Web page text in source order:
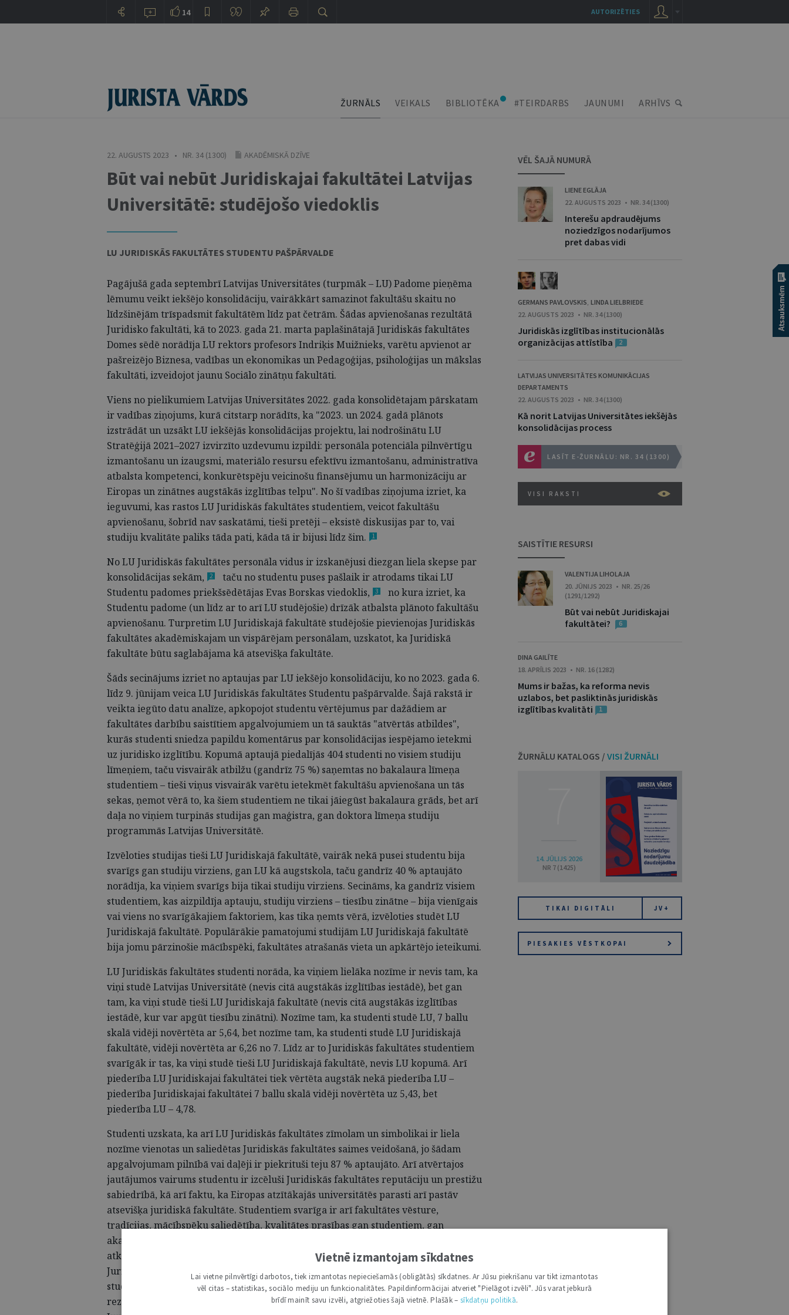
ŽURNĀLS VEIKALS BIBLIOTĒKA #TEIRDARBS JAUNUMI ARHĪVS
22. AUGUSTS 2023 • NR. 34 (1300) AKADĒMISKĀ DZĪVE
Būt vai nebūt Juridiskajai fakultātei Latvijas
Universitātē: studējošo viedoklis
LU JURIDISKĀS FAKULTĀTES STUDENTU PAŠPĀRVALDE
Pagājušā gada septembrī Latvijas Universitātes (turpmāk – LU) Padome pieņēma
lēmumu veikt iekšējo konsolidāciju, vairākkārt samazinot fakultāšu skaitu no
līdzšinējām trīspadsmit fakultātēm līdz pat četrām. Šādas apvienošanas rezultātā
Juridisko fakultāti, kā to 2023. gada 21. marta paplašinātajā Juridiskās fakultātes
Domes sēdē norādīja LU rektors profesors Indriķis Muižnieks, varētu apvienot ar
pašreizējo Biznesa, vadības un ekonomikas un Pedagoģijas, psiholoģijas un mākslas
fakultāti, izveidojot jaunu Sociālo zinātņu fakultāti.
Viens no pielikumiem Latvijas Universitātes 2022. gada konsolidētajam pārskatam
ir vadības ziņojums, kurā citstarp norādīts, ka "2023. un 2024. gadā plānots
izstrādāt un uzsākt LU iekšējās konsolidācijas projektu, lai nodrošinātu LU
Stratēģijā 2021–2027 izvirzīto uzdevumu izpildi: personāla potenciāla pilnvērtīgu
izmantošanu un izaugsmi, materiālo resursu efektīvu izmantošanu, administratīva
atbalsta kompetenci, konkurētspēju veicinošu finansējumu un harmonizāciju ar
Eiropas un zinātnes augstākās izglītības telpu". No šī vadības ziņojuma izriet, ka
ieguvumi, kas rastos LU Juridiskās fakultātes studentiem, veicot fakultāšu
apvienošanu, šobrīd nav saskatāmi, tieši pretēji – eksistē diskusijas par to, vai
studiju kvalitāte paliks tāda pati, kāda tā ir bijusi līdz šim. 1
No LU Juridiskās fakultātes personāla vidus ir izskanējusi diezgan liela skepse par
konsolidācijas sekām, 2
taču no studentu puses pašlaik ir atrodams tikai LU
Studentu padomes priekšsēdētājas Evas Borskas viedoklis, 3
no kura izriet, ka
Studentu padome (un līdz ar to arī LU studējošie) drīzāk atbalsta plānoto fakultāšu
apvienošanu. Turpretim LU Juridiskajā fakultātē studējošie pievienojas Juridiskās
fakultātes akadēmiskajam un vispārējam personālam, uzskatot, ka Juridiskā
fakultāte būtu saglabājama kā atsevišķa fakultāte.
Šāds secinājums izriet no aptaujas par LU iekšējo konsolidāciju, ko no 2023. gada 6.
līdz 9. jūnijam veica LU Juridiskās fakultātes Studentu pašpārvalde. Šajā rakstā ir
veikta iegūto datu analīze, apkopojot studentu vērtējumus par dažādiem ar
fakultātes darbību saistītiem apgalvojumiem un tā sauktās "atvērtās atbildes",
kurās studenti sniedza papildu komentārus par konsolidācijas iespējamo ietekmi
uz juridisko izglītību. Kopumā aptaujā piedalījās 404 studenti no visiem studiju
līmeņiem, taču visvairāk atbilžu (gandrīz 75 %) saņemtas no bakalaura līmeņa
studentiem – tieši viņus visvairāk varētu ietekmēt fakultāšu apvienošana un tās
sekas, ņemot vērā to, ka šiem studentiem ne tikai jāiegūst bakalaura grāds, bet arī
daļa no viņiem turpinās studijas gan maģistra, gan doktora līmeņa studiju
programmās Latvijas Universitātē.
Izvēloties studijas tieši LU Juridiskajā fakultātē, vairāk nekā pusei studentu bija
svarīgs gan studiju virziens, gan LU kā augstskola, taču gandrīz 40 % aptaujāto
norādīja, ka viņiem svarīgs bija tikai studiju virziens. Secināms, ka gandrīz visiem
studentiem, kas aizpildīja aptauju, studiju virziens – tiesību zinātne – bija vienīgais
vai viens no svarīgākajiem faktoriem, kas tika ņemts vērā, izvēloties studēt LU
Juridiskajā fakultātē. Populārākie pamatojumi studijām LU Juridiskajā fakultātē
bija jomu pārzinošie mācībspēki, fakultātes atrašanās vieta un apkārtējo ieteikumi.
LU Juridiskās fakultātes studenti norāda, ka viņiem lielāka nozīme ir nevis tam, ka
viņi studē Latvijas Universitātē (nevis citā augstākās izglītības iestādē), bet gan
tam, ka viņi studē tieši LU Juridiskajā fakultātē (nevis citā augstākās izglītības
iestādē, kur var apgūt tiesību zinātni). Nozīme tam, ka studenti studē LU, 7 ballu
skalā vidēji novērtēta ar 5,64, bet nozīme tam, ka studenti studē LU Juridiskajā
fakultātē, vidēji novērtēta ar 6,26 no 7. Līdz ar to Juridiskās fakultātes studentiem
svarīgāk ir tas, ka viņi studē tieši LU Juridiskajā fakultātē, nevis LU kopumā. Arī
piederība LU Juridiskajai fakultātei tiek vērtēta augstāk nekā piederība LU –
piederība Juridiskajai fakultātei 7 ballu skalā vidēji novērtēta uz 5,43, bet
piederība LU – 4,78.
Studenti uzskata, ka arī LU Juridiskās fakultātes zīmolam un simbolikai ir liela
nozīme vienotas un saliedētas Juridiskās fakultātes saimes veidošanā, jo šādam
apgalvojumam pilnībā vai daļēji ir piekrituši teju 87 % aptaujāto. Arī atvērtajos
jautājumos vairums studentu ir izcēluši Juridiskās fakultātes reputāciju un prestižu
sabiedrībā, kā arī faktu, ka Eiropas atzītākajās universitātēs parasti arī pastāv
atsevišķa juridiskā fakultāte. Studentiem svarīga ir arī fakultātes vēsture,
tradīcijas, mācībspēku saliedētība, kvalitātes prasības gan studentiem, gan
akadēmiskajam personālam, tiesu izspēļu nozīmīgums, kas varētu mazināties
atkarībā no apvienotās fakultātes vadības, kā arī studentu un absolventu piederība
Juridiskajai fakultātei. Atsevišķi studenti ir norādījuši, ka nevēlētos turpināt
studijas Latvijas Universitātē, ja fakultātes tiktu apvienotas. Līdz ar to no aptaujas
rezultātiem ir skaidri secināms, ka studējošie izjūt lielāku piederību tieši
VĒL ŠAJĀ NUMURĀ
LIENE EGLĀJA
22. AUGUSTS 2023 • NR. 34 (1300)
Interešu apdraudējums
noziedzīgos nodarījumos
pret dabas vidi
GERMANS PAVLOVSKIS, LINDA LIELBRIEDE
22. AUGUSTS 2023 • NR. 34 (1300)
Juridiskās izglītības institucionālās
organizācijas attīstība
2
LATVIJAS UNIVERSITĀTES KOMUNIKĀCIJAS
DEPARTAMENTS
22. AUGUSTS 2023 • NR. 34 (1300)
Kā norit Latvijas Universitātes iekšējās
konsolidācijas process
LASĪT E-ŽURNĀLU: NR. 34 (1300)
VISI RAKSTI
SAISTĪTIE RESURSI
VALENTIJA LIHOLAJA
20. JŪNIJS 2023 • NR. 25/26
(1291/1292)
Būt vai nebūt Juridiskajai
fakultātei?
6
DINA GAILĪTE
18. APRĪLIS 2023 • NR. 16 (1282)
Mums ir bažas, ka reforma nevis
uzlabos, bet pasliktinās juridiskās
izglītības kvalitāti
1
ŽURNĀLU KATALOGS / VISI ŽURNĀLI
14. JŪLIJS 2026
NR 7 (1425)
TIKAI DIGITĀLI JV+
PIESAKIES VĒSTKOPAI
14 AUTORIZĒTIES
Vietnē izmantojam sīkdatnes
Lai vietne pilnvērtīgi darbotos, tiek izmantotas nepieciešamās (obligātās) sīkdatnes. Ar Jūsu piekrišanu var tikt izmantotas
vēl citas – statistikas, sociālo mediju un funkcionalitātes. Papildinformācijai atveriet "Pielāgot izvēli". Jūs varat jebkurā
brīdī mainīt savu izvēli, atgriežoties šajā vietnē. Plašāk – sīkdatņu politikā.